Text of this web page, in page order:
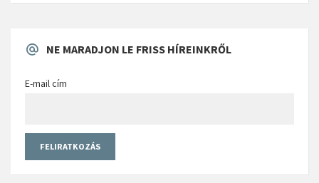
NE MARADJON LE FRISS HÍREINKRŐL
E-mail cím